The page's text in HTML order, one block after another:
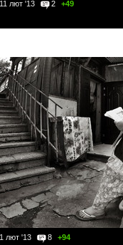
11 лют '13 2 +49
1 лют '13 8 +94